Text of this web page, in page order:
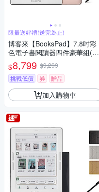
限量送好禮(送完為止)
博客來【BooksPad】7.8吋彩
色電子書閱讀器四件豪華組(粉
色主機+黑筆+筆芯+殼)
$8,799 $9,299
挑戰低價
券 贈品
加入購物車